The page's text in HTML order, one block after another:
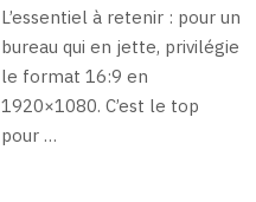
L’essentiel à retenir : pour un
bureau qui en jette, privilégie
le format 16:9 en
1920×1080. C’est le top
pour …